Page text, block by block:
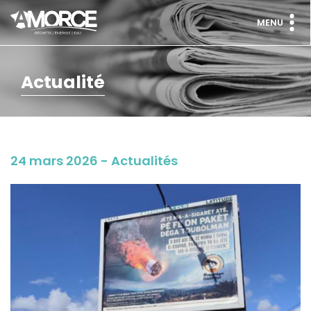
MENU
Actualité
24 mars 2026 - Actualités